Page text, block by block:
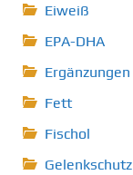
Eiweiß
EPA-DHA
Ergänzungen
Fett
Fischol
Gelenkschutz